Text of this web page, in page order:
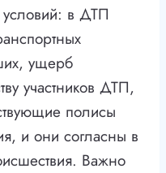
в ДТП
ущерб
участников ДТП,
полисы
и они согласны в
Важно